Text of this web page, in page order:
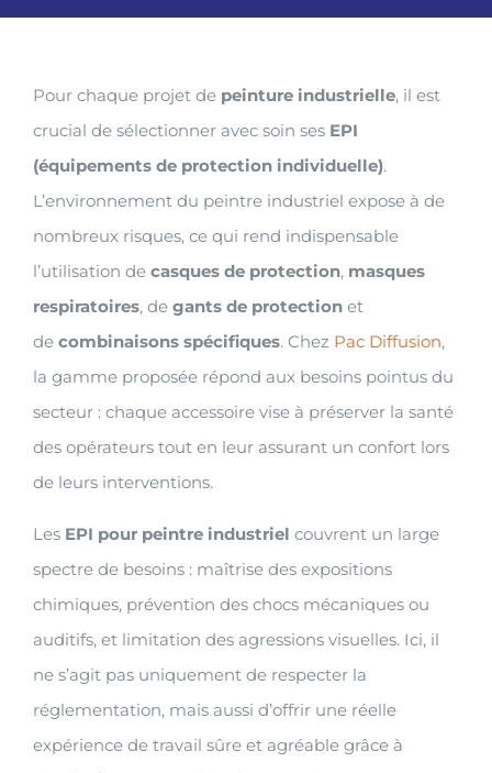
Pour chaque projet de peinture industrielle, il est
crucial de sélectionner avec soin ses EPI
(équipements de protection individuelle).
L’environnement du peintre industriel expose à de
nombreux risques, ce qui rend indispensable
l’utilisation de casques de protection, masques
respiratoires, de gants de protection et
de combinaisons spécifiques. Chez Pac Diffusion,
la gamme proposée répond aux besoins pointus du
secteur : chaque accessoire vise à préserver la santé
des opérateurs tout en leur assurant un confort lors
de leurs interventions.
Les EPI pour peintre industriel couvrent un large
spectre de besoins : maîtrise des expositions
chimiques, prévention des chocs mécaniques ou
auditifs, et limitation des agressions visuelles. Ici, il
ne s’agit pas uniquement de respecter la
réglementation, mais aussi d’offrir une réelle
expérience de travail sûre et agréable grâce à